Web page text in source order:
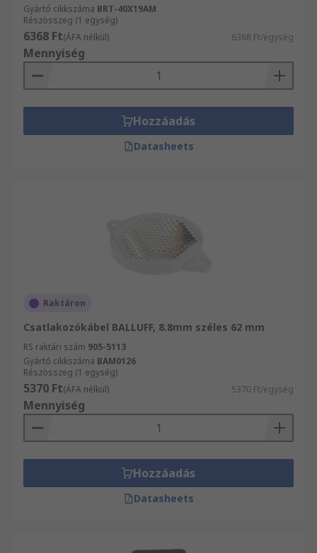
Gyártó cikkszáma BRT-40X19AM
Részösszeg (1 egység)
6368 Ft(ÁFA nélkül) 6368 Ft/egység
Mennyiség
Hozzáadás
Datasheets
Raktáron
Csatlakozókábel BALLUFF, 8.8mm széles 62 mm
RS raktári szám 905-5113
Gyártó cikkszáma BAM0126
Részösszeg (1 egység)
5370 Ft(ÁFA nélkül) 5370 Ft/egység
Mennyiség
Hozzáadás
Datasheets